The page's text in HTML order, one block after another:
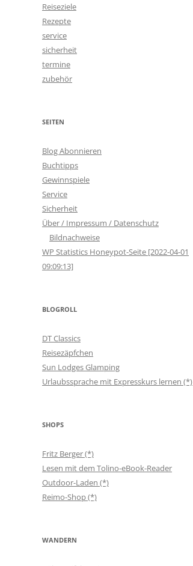
Reiseziele
Rezepte
service
sicherheit
termine
zubehör
SEITEN
Blog Abonnieren
Buchtipps
Gewinnspiele
Service
Sicherheit
Über / Impressum / Datenschutz
Bildnachweise
WP Statistics Honeypot-Seite [2022-04-01
09:09:13]
BLOGROLL
DT Classics
Reisezäpfchen
Sun Lodges Glamping
Urlaubssprache mit Expresskurs lernen (*)
SHOPS
Fritz Berger (*)
Lesen mit dem Tolino-eBook-Reader
Outdoor-Laden (*)
Reimo-Shop (*)
WANDERN